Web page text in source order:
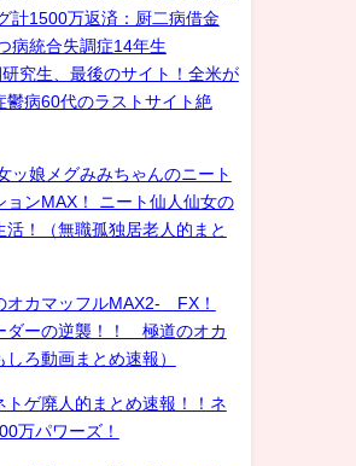
計1500万返済：厨二病借金
病統合失調症14年生
究生、最後のサイト！全米が
鬱病60代のラストサイト絶
ッ娘メグみみちゃんのニート
ョンMAX！ ニート仙人仙女の
活！（無職孤独居老人的まと
オカマッフルMAX2- FX！
ダーの逆襲！！ 極道のオカ
ろ動画まとめ速報）
トゲ廃人的まとめ速報！！ネ
万パワーズ！